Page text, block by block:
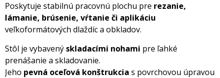
Poskytuje stabilnú pracovnú plochu pre rezanie,
lámanie, brúsenie, vŕtanie či aplikáciu
veľkoformátových dlaždíc a obkladov.
Stôl je vybavený skladacími nohami pre ľahké
prenášanie a skladovanie.
Jeho pevná oceľová konštrukcia s povrchovou úpravou